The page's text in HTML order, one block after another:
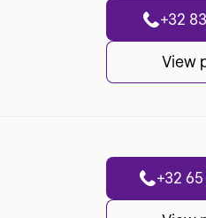
+32
View
+32